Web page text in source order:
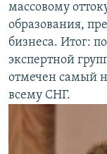
массовому
образования,
бизнеса. Итог:
экспертной
отмечен самый
всему СНГ.